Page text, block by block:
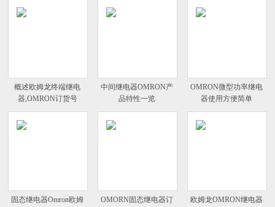
概述欧姆龙终端继电
器,OMRON订货号
中间继电器OMRON产
品特性一览
OMRON微型功率继电
器使用方便简单
固态继电器Omron欧姆
OMORN固态继电器订
欧姆龙OMRON继电器